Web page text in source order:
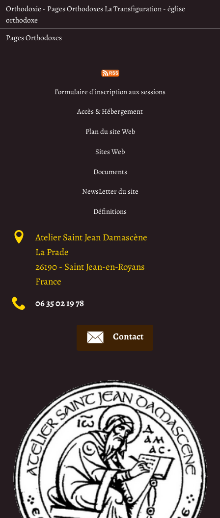
Orthodoxie - Pages Orthodoxes La Transfiguration - église
orthodoxe
Pages Orthodoxes
Formulaire d’inscription aux sessions
Accès & Hébergement
Plan du site Web
Sites Web
Documents
NewsLetter du site
Définitions
Atelier Saint Jean Damascène
La Prade
26190- Saint Jean-en-Royans
France
06 35 02 19 78
Contact